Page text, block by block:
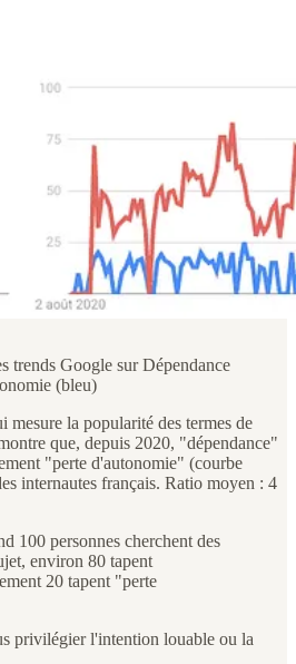
trends Google sur Dépendance
(bleu)
la popularité des termes de
que, depuis 2020, "dépendance"
"perte d'autonomie" (courbe
internautes français. Ratio moyen : 4
100 personnes cherchent des
environ 80 tapent
20 tapent "perte
privilégier l'intention louable ou la